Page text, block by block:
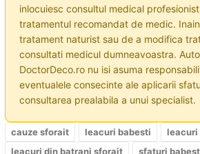
inlocuiesc consultul medical
tratamentul recomandat de medic.
tratament naturist sau de a modifica
consultati medicul dumneavoastra.
DoctorDeco.ro nu isi asuma
eventualele consecinte ale aplicarii
consultarea prealabila a unui specialist.
cauze sforait leacuri babesti
leacuri
leacuri din batrani sforait
sfaturi